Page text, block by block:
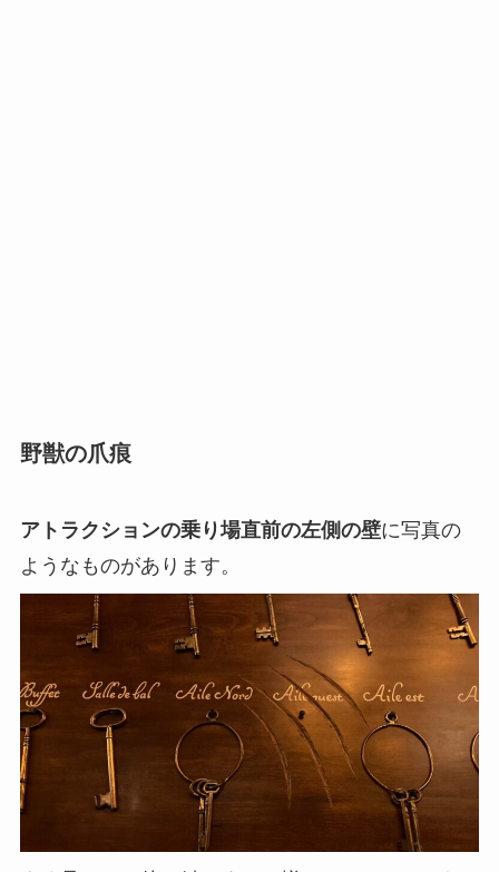
野獣の爪痕
アトラクションの乗り場直前の左側の壁に写真の
ようなものがあります。